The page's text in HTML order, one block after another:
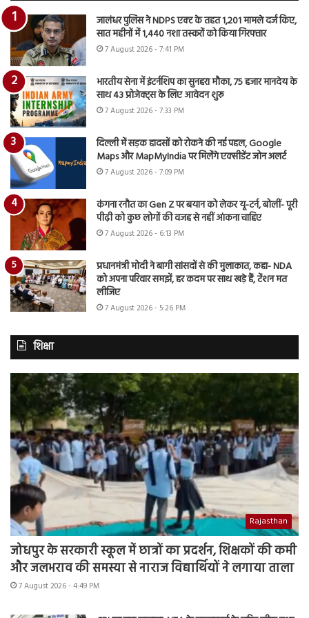
जालंधर पुलिस ने NDPS एक्ट के तहत 1,201 मामले दर्ज किए,
सात महीनों में 1,440 नशा तस्करों को किया गिरफ्तार
7 August 2026 - 7:41 PM
भारतीय सेना में इंटर्नशिप का सुनहरा मौका, 75 हजार मानदेय के
साथ 43 प्रोजेक्ट्स के लिए आवेदन शुरू
7 August 2026 - 7:33 PM
दिल्ली में सड़क हादसों को रोकने की नई पहल, Google
Maps और MapMyIndia पर मिलेंगे एक्सीडेंट जोन अलर्ट
7 August 2026 - 7:09 PM
कंगना रनौत का Gen Z पर बयान को लेकर यू-टर्न, बोलीं- पूरी
पीढ़ी को कुछ लोगों की वजह से नहीं आंकना चाहिए
7 August 2026 - 6:13 PM
प्रधानमंत्री मोदी ने बागी सांसदों से की मुलाकात, कहा- NDA
को अपना परिवार समझें, हर कदम पर साथ खड़े हैं, टेंशन मत
लीजिए
7 August 2026 - 5:26 PM
शिक्षा
Rajasthan
जोधपुर के सरकारी स्कूल में छात्रों का प्रदर्शन, शिक्षकों की कमी
और जलभराव की समस्या से नाराज विद्यार्थियों ने लगाया ताला
7 August 2026 - 4:49 PM